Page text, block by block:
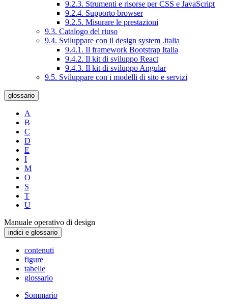
9.2.3. Strumenti e risorse per CSS e JavaScript
9.2.4. Supporto browser
9.2.5. Misurare le prestazioni
9.3. Catalogo del riuso
9.4. Sviluppare con il design system .italia
9.4.1. Il framework Bootstrap Italia
9.4.2. Il kit di sviluppo React
9.4.3. Il kit di sviluppo Angular
9.5. Sviluppare con i modelli di sito e servizi
glossario
A
B
C
D
E
I
M
O
S
T
U
Manuale operativo di design
indici e glossario
contenuti
figure
tabelle
glossario
Sommario